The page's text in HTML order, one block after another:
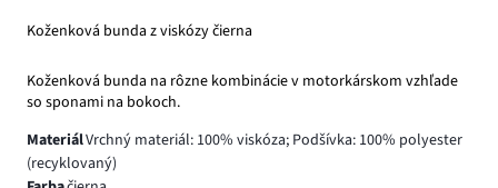
Koženková bunda z viskózy čierna
Koženková bunda na rôzne kombinácie v motorkárskom vzhľade
so sponami na bokoch.
MateriálVrchný materiál: 100% viskóza; Podšívka: 100% polyester
(recyklovaný)